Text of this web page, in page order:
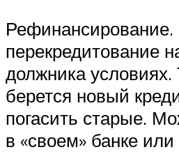
Рефинансирование.
перекредитование
должника условиях.
берется новый
погасить старые.
в «своем» банке